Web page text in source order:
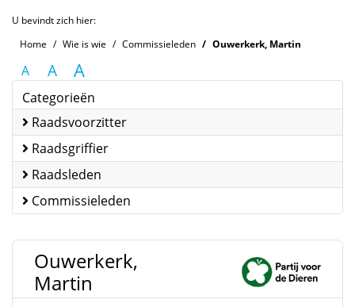
U bevindt zich hier:
Home
Wie is wie Commissieleden Ouwerkerk, Martin
A A A
Categorieën
Raadsvoorzitter
Raadsgriffier
Raadsleden
Commissieleden
Ouwerkerk,
Martin